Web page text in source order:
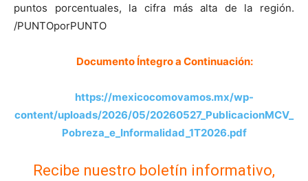
puntos porcentuales, la cifra más alta de la región.
/PUNTOporPUNTO
Documento Íntegro a Continuación:
https://mexicocomovamos.mx/wp-
content/uploads/2026/05/20260527_PublicacionMCV_
Pobreza_e_Informalidad_1T2026.pdf
Recibe nuestro boletín informativo,